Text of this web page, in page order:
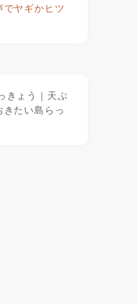
ヤギかヒツ
きょう｜天ぷ
たい島らっ